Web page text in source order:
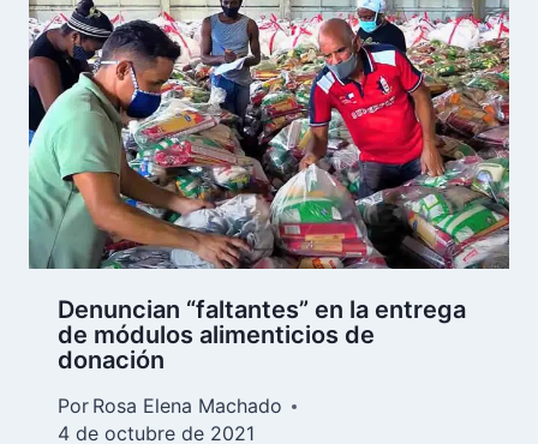
Denuncian “faltantes” en la entrega
de módulos alimenticios de
donación
Por Rosa Elena Machado
4 de octubre de 2021